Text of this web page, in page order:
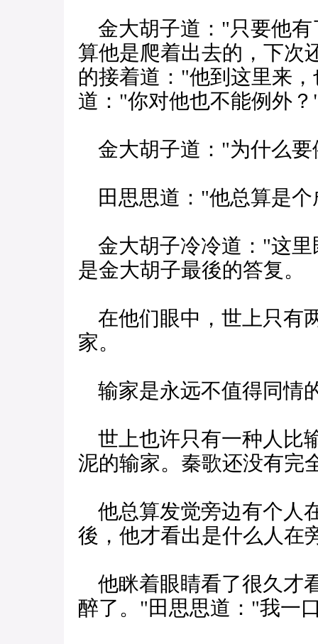
金大胡子道："只要他有
算他是爬着出去的，下次
的接着道："他到这里来
道："你对他也不能例外
金大胡子道："为什么要
田思思道："他总算是个
金大胡子冷冷道："这里
是金大胡子最後的答复。
在他们眼中，世上只有
家。
输家是永远不值得同情
世上也许只有一种人比
泥的输家。秦歌还没有完
他总算发觉旁边有个人
後，他才看出是什么人在
他眯着眼睛看了很久才
醉了。"田思思道："我一